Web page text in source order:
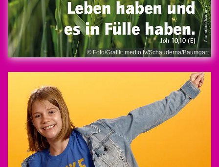
© Foto/Grafik: medio.tv/Schauderna/Baumgart